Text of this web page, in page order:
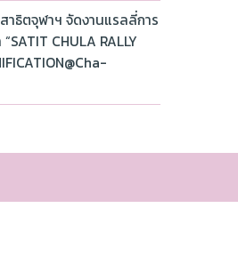
าธิตจุฬาฯ จัดงานแรลลี่การ
CHULA RALLY